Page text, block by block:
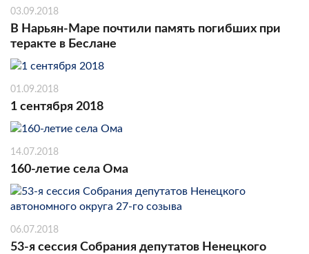
03.09.2018
В Нарьян-Маре почтили память погибших при
теракте в Беслане
01.09.2018
1 сентября 2018
14.07.2018
160-летие села Ома
06.07.2018
53-я сессия Собрания депутатов Ненецкого